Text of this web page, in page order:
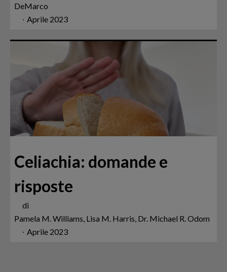
DeMarco
∙ Aprile 2023
Celiachia: domande e
risposte
di
Pamela M. Williams, Lisa M. Harris, Dr. Michael R. Odom
∙ Aprile 2023